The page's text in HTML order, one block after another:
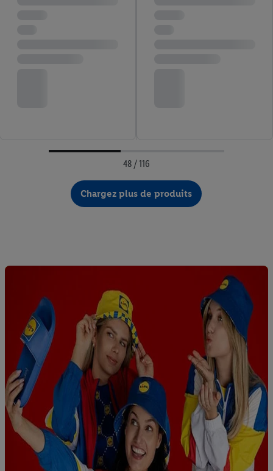
48 / 116
Chargez plus de produits